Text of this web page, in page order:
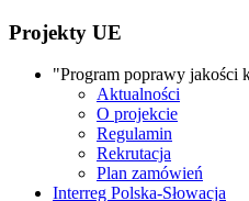
Projekty UE
"Program poprawy jakości
Aktualności
O projekcie
Regulamin
Rekrutacja
Plan zamówień
Interreg Polska-Słowacja